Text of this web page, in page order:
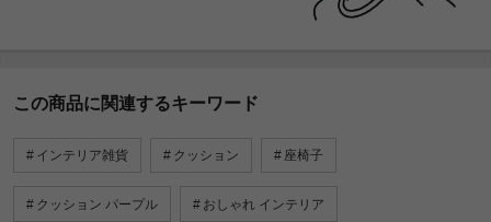
この商品に関連するキーワード
インテリア雑貨 クッション 座椅子
クッション パープル おしゃれ インテリア